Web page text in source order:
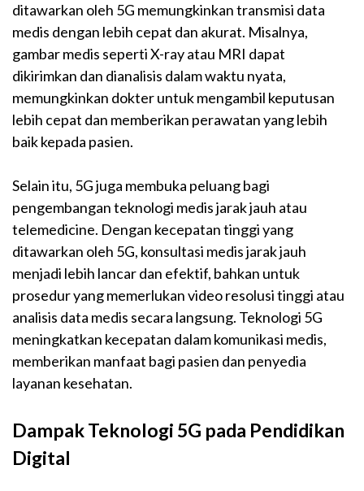
ditawarkan oleh 5G memungkinkan transmisi data
medis dengan lebih cepat dan akurat. Misalnya,
gambar medis seperti X-ray atau MRI dapat
dikirimkan dan dianalisis dalam waktu nyata,
memungkinkan dokter untuk mengambil keputusan
lebih cepat dan memberikan perawatan yang lebih
baik kepada pasien.
Selain itu, 5G juga membuka peluang bagi
pengembangan teknologi medis jarak jauh atau
telemedicine. Dengan kecepatan tinggi yang
ditawarkan oleh 5G, konsultasi medis jarak jauh
menjadi lebih lancar dan efektif, bahkan untuk
prosedur yang memerlukan video resolusi tinggi atau
analisis data medis secara langsung. Teknologi 5G
meningkatkan kecepatan dalam komunikasi medis,
memberikan manfaat bagi pasien dan penyedia
layanan kesehatan.
Dampak Teknologi 5G pada Pendidikan
Digital